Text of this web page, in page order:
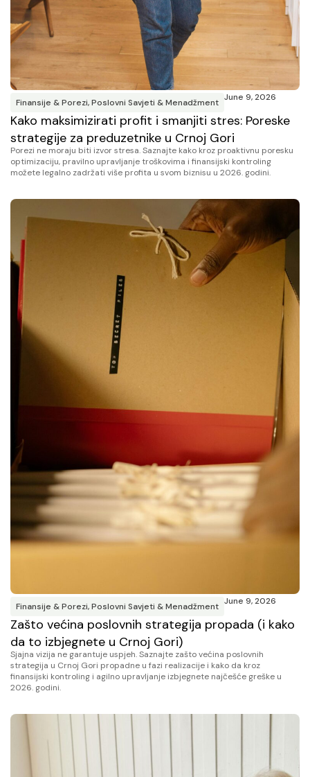
Finansije & Porezi,Poslovni Savjeti & Menadžment June 9, 2026
Kako maksimizirati profit i smanjiti stres: Poreske
strategije za preduzetnike u Crnoj Gori
Porezi ne moraju biti izvor stresa. Saznajte kako kroz proaktivnu poresku
optimizaciju, pravilno upravljanje troškovima i finansijski kontroling
možete legalno zadržati više profita u svom biznisu u 2026. godini.
Finansije & Porezi,Poslovni Savjeti & Menadžment June 9, 2026
Zašto većina poslovnih strategija propada (i kako
da to izbjegnete u Crnoj Gori)
Sjajna vizija ne garantuje uspjeh. Saznajte zašto većina poslovnih
strategija u Crnoj Gori propadne u fazi realizacije i kako da kroz
finansijski kontroling i agilno upravljanje izbjegnete najčešće greške u
2026. godini.